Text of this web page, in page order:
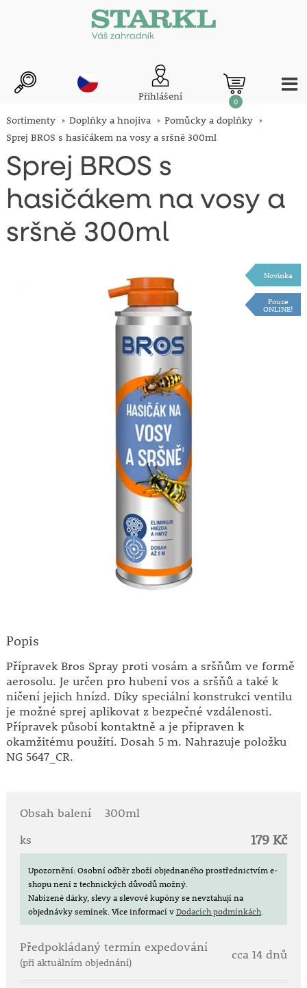
Přihlášení 0
Sortimenty Doplňky a hnojiva
Pomůcky a doplňky
Sprej BROS s hasičákem na vosy a sršně 300ml
Sprej BROS s
hasičákem na vosy a
sršně 300ml
Novinka
Pouze
ONLINE!
Popis
Přípravek Bros Spray proti vosám a sršňům ve formě
aerosolu. Je určen pro hubení vos a sršňů a také k
ničení jejich hnízd. Díky speciální konstrukci ventilu
je možné sprej aplikovat z bezpečné vzdálenosti.
Přípravek působí kontaktně a je připraven k
okamžitému použití. Dosah 5 m. Nahrazuje položku
NG 5647_CR.
Obsah balení
300ml
ks
179 Kč
Upozornění: Osobní odběr zboží objednaného prostřednictvím e-
shopu není z technických důvodů možný.
Nabízené dárky, slevy a slevové kupóny se nevztahují na
objednávky semínek.Více informací vDodacích podmínkách.
Předpokládaný termín expedování
(při aktuálním objednání)
cca 14 dnů